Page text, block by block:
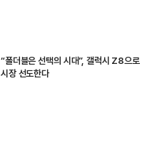
“폴더블은 선택의 시대”, 갤럭시 Z8으로
시장 선도한다